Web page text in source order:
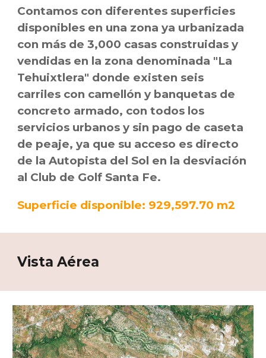
Contamos con diferentes superficies
disponibles en una zona ya urbanizada
con más de 3,000 casas construidas y
vendidas en la zona denominada "La
Tehuixtlera" donde existen seis
carriles con camellón y banquetas de
concreto armado, con todos los
servicios urbanos y sin pago de caseta
de peaje, ya que su acceso es directo
de la Autopista del Sol en la desviación
al Club de Golf Santa Fe.
Superficie disponible: 929,597.70 m2
Vista Aérea